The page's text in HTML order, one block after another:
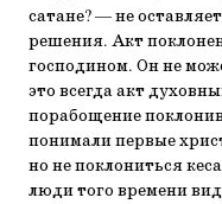
сатане? — не
решения. Акт
господином. Он не
это всегда акт
порабощение
понимали первые
но не поклониться
люди того времени